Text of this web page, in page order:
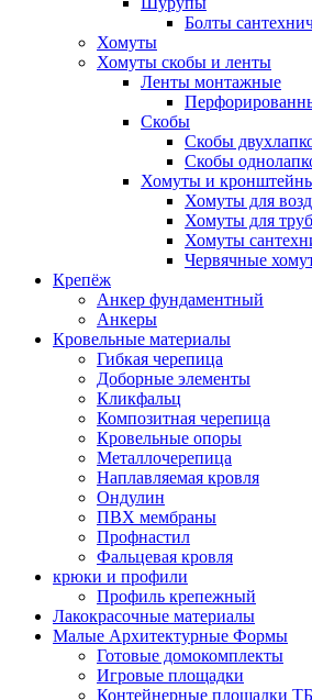
Болты
Хомуты
Хомуты скобы и ленты
Ленты монтажные
Скобы
Скобы
Скобы
Хомуты и
Хомуты для
Хомуты для труб
Хомуты
Червячные
Крепёж
Анкер фундаментный
Анкеры
Кровельные материалы
Гибкая черепица
Доборные элементы
Кликфальц
Композитная черепица
Кровельные опоры
Металлочерепица
Наплавляемая кровля
Ондулин
ПВХ мембраны
Профнастил
Фальцевая кровля
крюки и профили
Профиль крепежный
Лакокрасочные материалы
Малые Архитектурные Формы
Готовые домокомплекты
Игровые площадки
Контейнерные площадки